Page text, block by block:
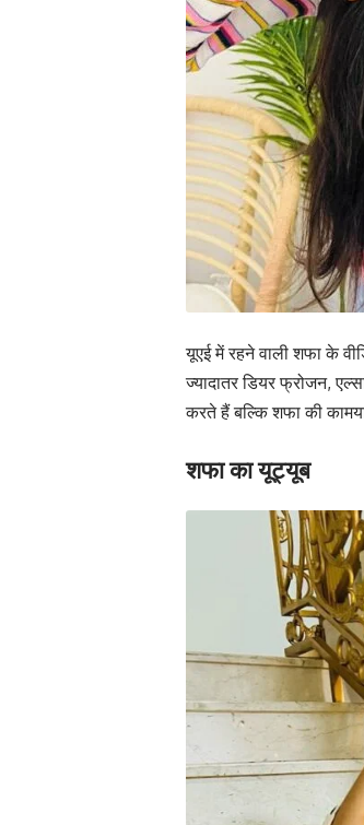
यूएई में रहने वाली शफा के
ज्यादातर डियर फ्रोजन,
करते हैं बल्कि शफा की
शफा का यूट्यूब